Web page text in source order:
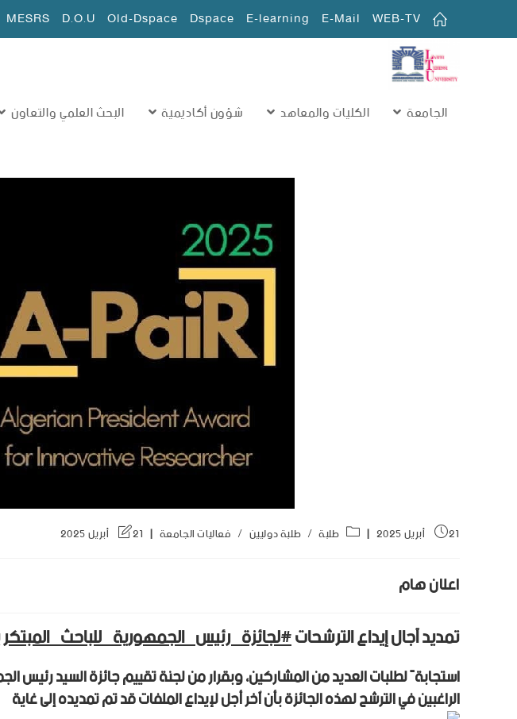
WEB-TV
E-Mail
E-learning
Dspace
Old-Dspace
D.O.U
MESRS
الجامعة الكليات والمعاهد شؤون أكاديمية البحث العلمي والتعاون
21 أبريل 2025 طلبة / طلبة دوليين / فعاليات الجامعة 21 أبريل 2025
اعلان هام
تمديد آجال إيداع الترشحات#لجائزة_رئيس_الجمهورية_للباحث_المبتكر
استجابةً لطلبات العديد من المشاركين، وبقرار من لجنة تقييم جائزة السيد رئيس
الراغبين في الترشح لهذه الجائزة بأن آخر أجل لإيداع الملفات قد تم تمديده إلى غاية